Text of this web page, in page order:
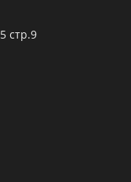
стр.9